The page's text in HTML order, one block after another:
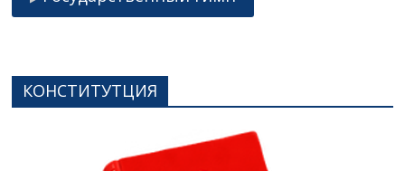
КОНСТИТУТЦИЯ